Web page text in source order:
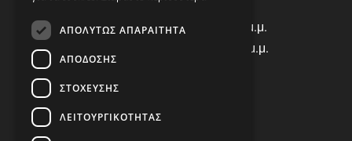
Δ | Τ | Τ | Π: 8:00 π.μ. - 18:00 μ.μ.
Παρασκευή: 8:00 π.μ. - 14:00 μ.μ.
ΑΠΟΛΎΤΩΣ ΑΠΑΡΑΊΤΗΤΑ
ΑΠΌΔΟΣΗΣ
ΣΤΌΧΕΥΣΗΣ
ΛΕΙΤΟΥΡΓΙΚΌΤΗΤΑΣ